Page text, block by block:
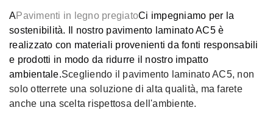
APavimenti in legno pregiatoCi impegniamo per la
sostenibilità. Il nostro pavimento laminato AC5 è
realizzato con materiali provenienti da fonti responsabili
e prodotti in modo da ridurre il nostro impatto
ambientale.Scegliendo il pavimento laminato AC5, non
solo otterrete una soluzione di alta qualità, ma farete
anche una scelta rispettosa dell'ambiente.